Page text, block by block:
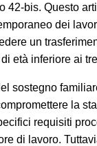
bis. Questo
dei
un
età inferiore ai
sostegno
la
requisiti
di lavoro.